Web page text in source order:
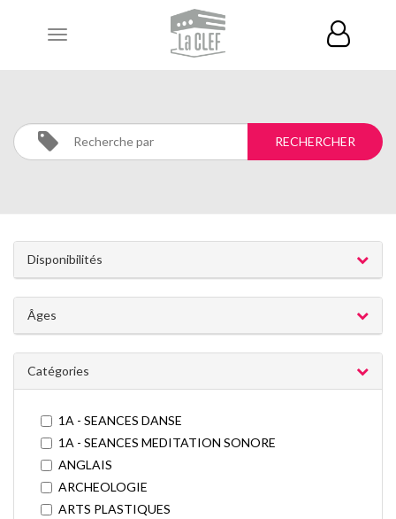
Toggle
SPORT
Activités
Disponibilités
Âges
Catégories
1A - SEANCES DANSE
1A - SEANCES MEDITATION SONORE
ANGLAIS
ARCHEOLOGIE
ARTS PLASTIQUES